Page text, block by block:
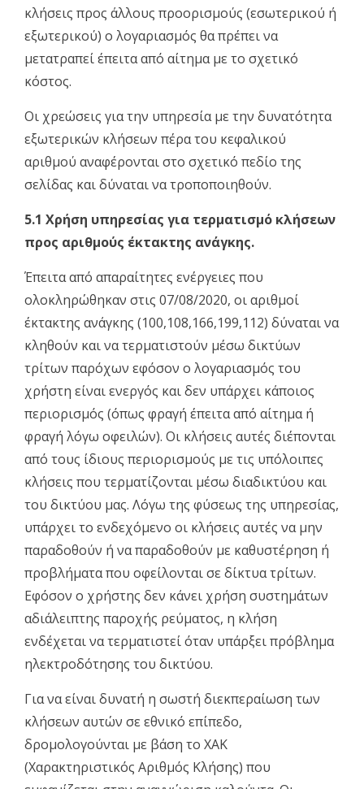
κλήσεις προς άλλους προορισμούς (εσωτερικού ή
εξωτερικού) ο λογαριασμός θα πρέπει να
μετατραπεί έπειτα από αίτημα με το σχετικό
κόστος.
Οι χρεώσεις για την υπηρεσία με την δυνατότητα
εξωτερικών κλήσεων πέρα του κεφαλικού
αριθμού αναφέρονται στο σχετικό πεδίο της
σελίδας και δύναται να τροποποιηθούν.
5.1 Χρήση υπηρεσίας για τερματισμό κλήσεων
προς αριθμούς έκτακτης ανάγκης.
Έπειτα από απαραίτητες ενέργειες που
ολοκληρώθηκαν στις 07/08/2020, οι αριθμοί
έκτακτης ανάγκης (100,108,166,199,112) δύναται να
κληθούν και να τερματιστούν μέσω δικτύων
τρίτων παρόχων εφόσον ο λογαριασμός του
χρήστη είναι ενεργός και δεν υπάρχει κάποιος
περιορισμός (όπως φραγή έπειτα από αίτημα ή
φραγή λόγω οφειλών). Οι κλήσεις αυτές διέπονται
από τους ίδιους περιορισμούς με τις υπόλοιπες
κλήσεις που τερματίζονται μέσω διαδικτύου και
του δικτύου μας. Λόγω της φύσεως της υπηρεσίας,
υπάρχει το ενδεχόμενο οι κλήσεις αυτές να μην
παραδοθούν ή να παραδοθούν με καθυστέρηση ή
προβλήματα που οφείλονται σε δίκτυα τρίτων.
Εφόσον ο χρήστης δεν κάνει χρήση συστημάτων
αδιάλειπτης παροχής ρεύματος, η κλήση
ενδέχεται να τερματιστεί όταν υπάρξει πρόβλημα
ηλεκτροδότησης του δικτύου.
Για να είναι δυνατή η σωστή διεκπεραίωση των
κλήσεων αυτών σε εθνικό επίπεδο,
δρομολογούνται με βάση το ΧΑΚ
(Χαρακτηριστικός Αριθμός Κλήσης) που